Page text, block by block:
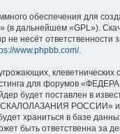
обеспечения для
» (в дальнейшем «GPL»).
несёт
www.phpbb.com/.
для форумов
будет поставлен в
РОССИИ»
храниться в базе
ответственна за